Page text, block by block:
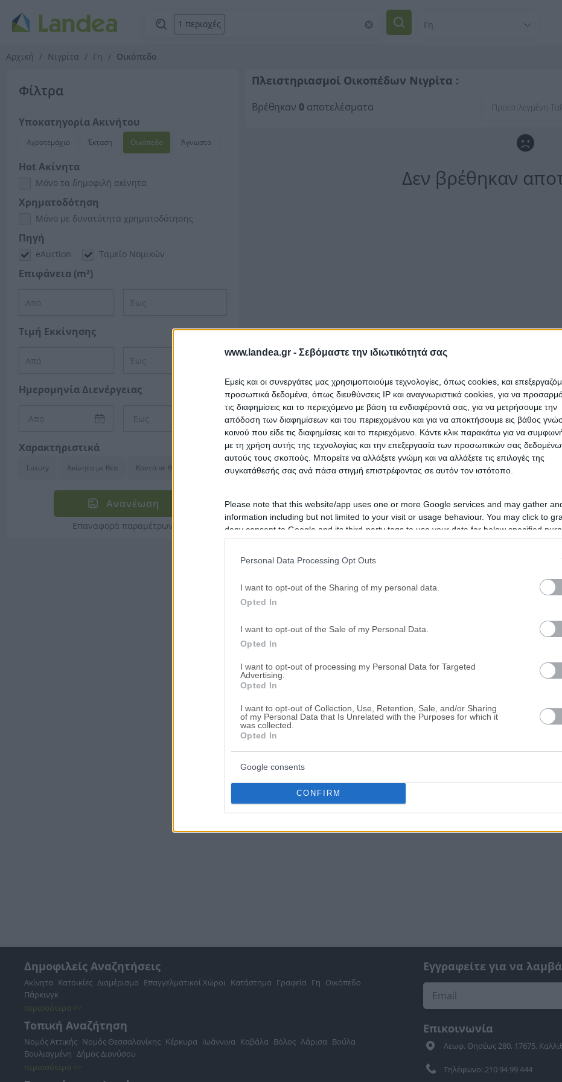
www.landea.gr - Σεβόμαστε την ιδιωτικότητά σας
Εμείς και οι συνεργάτες μας χρησιμοποιούμε τεχνολογίες, όπως cookies, και
προσωπικά δεδομένα, όπως διευθύνσεις IP και αναγνωριστικά cookies, για να
τις διαφημίσεις και το περιεχόμενο με βάση τα ενδιαφέροντά σας, για να μετρήσουμε την
απόδοση των διαφημίσεων και του περιεχομένου και για να αποκτήσουμε εις βάθος
κοινού που είδε τις διαφημίσεις και το περιεχόμενο. Κάντε κλικ παρακάτω για να
με τη χρήση αυτής της τεχνολογίας και την επεξεργασία των προσωπικών σας
αυτούς τους σκοπούς. Μπορείτε να αλλάξετε γνώμη και να αλλάξετε τις επιλογές της
συγκατάθεσής σας ανά πάσα στιγμή επιστρέφοντας σε αυτόν τον ιστότοπο.
Please note that this website/app uses one or more Google services and may gather
information including but not limited to your visit or usage behaviour. You may click to
deny consent to Google and its third-party tags to use your data for below specified
in below Google consent section.
Personal Data Processing Opt Outs
I want to opt-out of the Sharing of my personal data.
Opted In
I want to opt-out of the Sale of my Personal Data.
Opted In
I want to opt-out of processing my Personal Data for Targeted
Advertising.
Opted In
I want to opt-out of Collection, Use, Retention, Sale, and/or Sharing
of my Personal Data that Is Unrelated with the Purposes for which it
was collected.
Opted In
Google consents
CONFIRM
1 περιοχές
Αρχική Νιγρίτα Γη Οικόπεδο
Φίλτρα
Υποκατηγορία Ακινήτου
Αγροτεμάχιο Έκταση Οικόπεδο Άγνωστο
Hot Ακίνητα
Μόνο τα δημοφιλή ακίνητα
Χρηματοδότηση
Μόνο με δυνατότητα χρηματοδότησης
Πηγή
eAuction Ταμείο Νομικών
Επιφάνεια (m²)
Τιμή Εκκίνησης
Ημερομηνία Διενέργειας
Χαρακτηριστικά
Luxury Ακίνητο με θέα Κοντά σε θάλασσα
Ανανέωση
Επαναφορά παραμέτρων
Πλειστηριασμοί Οικοπέδων Νιγρίτα :
Βρέθηκαν 0 αποτελέσματα
Δεν βρέθηκαν
Δημοφιλείς Αναζητήσεις
Ακίνητα Κατοικίες Διαμέρισμα Επαγγελματικοί Χώροι Κατάστημα Γραφεία Γη Οικόπεδο
Πάρκινγκ
περισσότερα >>
Τοπική Αναζήτηση
Νομός Αττικής Νομός Θεσσαλονίκης Κέρκυρα Ιωάννινα Καβάλα Βόλος Λάρισα Βούλα
Βουλιαγμένη Δήμος Διονύσου
περισσότερα >>
Εγγραφείτε για να
Επικοινωνία
Λεωφ. Θησέως 280, 17675,
Τηλέφωνο: 210 94 99 444